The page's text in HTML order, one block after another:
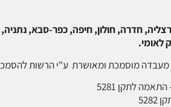
חדרה, חולון, חיפה, כפר-סבא, נתניה,
לאומי.
מעבדה מוסמכת ומאושרת ע"י הרשות
לתקן 5281